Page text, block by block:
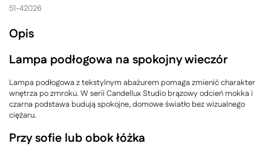
51-42026
Opis
Lampa podłogowa na spokojny wieczór
Lampa podłogowa z tekstylnym abażurem pomaga zmienić charakter
wnętrza po zmroku. W serii Candellux Studio brązowy odcień mokka i
czarna podstawa budują spokojne, domowe światło bez wizualnego
ciężaru.
Przy sofie lub obok łóżka